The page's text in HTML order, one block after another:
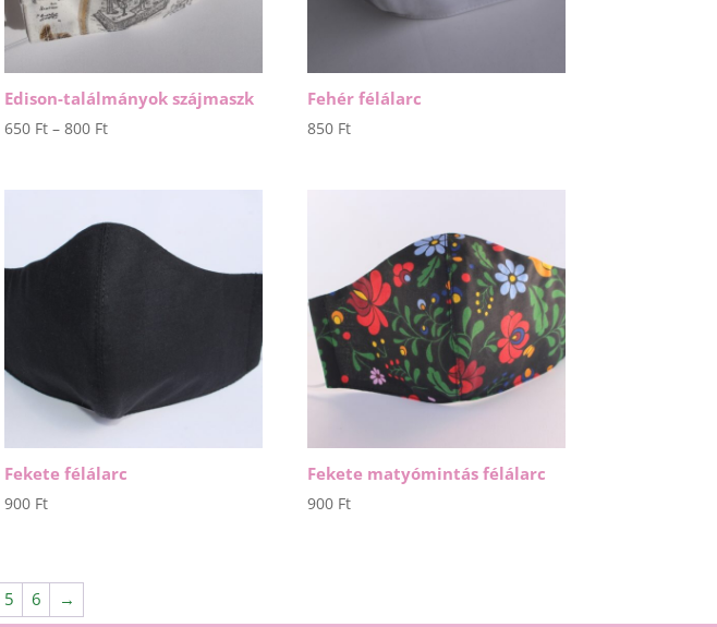
Edison-találmányok szájmaszk
650 Ft – 800 FtÁrtartomány:
Fehér félálarc
850 Ft
Fekete félálarc
900 Ft
Fekete matyómintás félálarc
900 Ft
5 6 →